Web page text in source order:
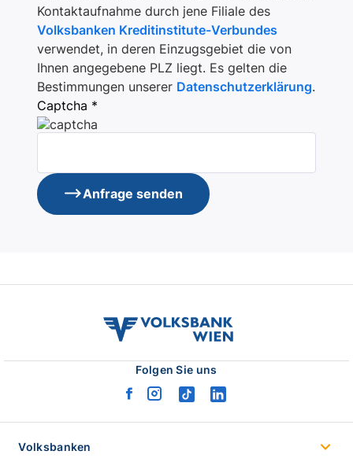
Kontaktaufnahme durch jene Filiale des
Volksbanken Kreditinstitute-Verbundes
verwendet, in deren Einzugsgebiet die von
Ihnen angegebene PLZ liegt. Es gelten die
Bestimmungen unserer Datenschutzerklärung.
Captcha *
Anfrage senden
volksbank
wien
Folgen Sie uns
facebook
instagram
tiktoklinkedin
Volksbanken